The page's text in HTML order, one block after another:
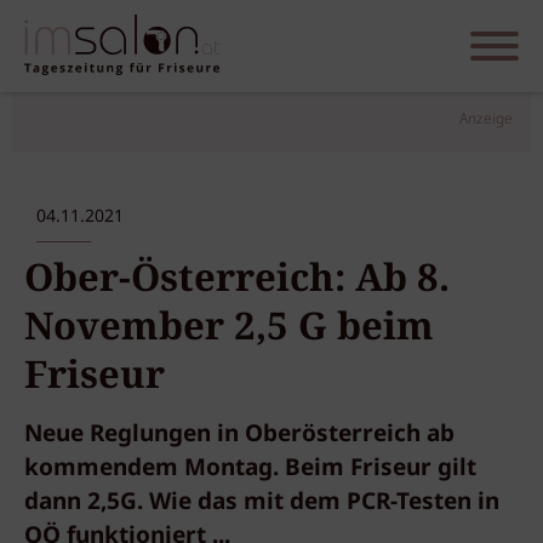
Anzeige
04.11.2021
Ober-Österreich: Ab 8.
November 2,5 G beim
Friseur
Neue Reglungen in Oberösterreich ab
kommendem Montag. Beim Friseur gilt
dann 2,5G. Wie das mit dem PCR-Testen in